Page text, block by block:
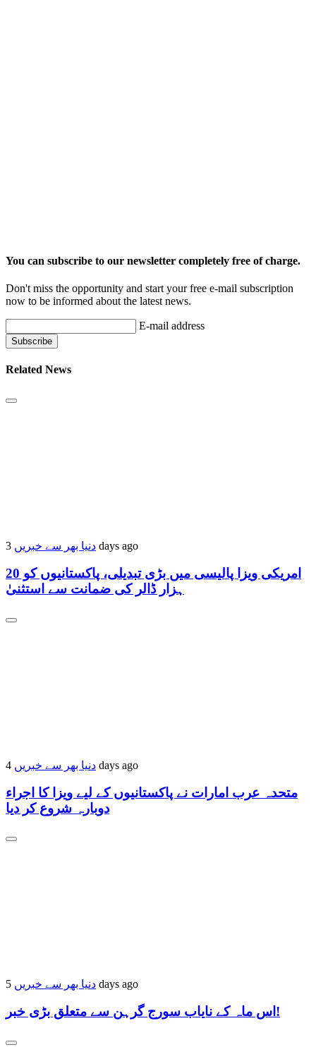
You can subscribe to our newsletter completely free of charge.
Don't miss the opportunity and start your free e-mail subscription
now to be informed about the latest news.
E-mail address
Related News
دنیا بھر سے خبریں 3 days ago
امریکی ویزا پالیسی میں بڑی تبدیلی، پاکستانیوں کو 20
ہزار ڈالر کی ضمانت سے استثنیٰ
دنیا بھر سے خبریں 4 days ago
متحدہ عرب امارات نے پاکستانیوں کے لیے ویزا کا اجراء
دوبارہ شروع کر دیا
دنیا بھر سے خبریں 5 days ago
اس ماہ کے نایاب سورج گرہن سے متعلق بڑی خبر!